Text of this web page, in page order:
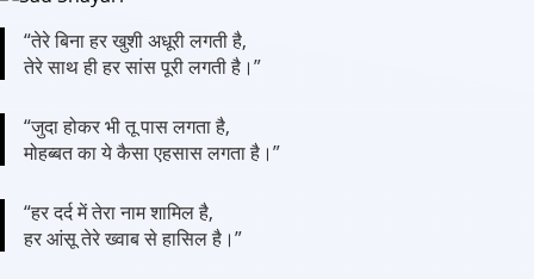
“तेरे बिना हर खुशी अधूरी लगती है,
तेरे साथ ही हर सांस पूरी लगती है।”
“जुदा होकर भी तू पास लगता है,
मोहब्बत का ये कैसा एहसास लगता है।”
“हर दर्द में तेरा नाम शामिल है,
हर आंसू तेरे ख्वाब से हासिल है।”